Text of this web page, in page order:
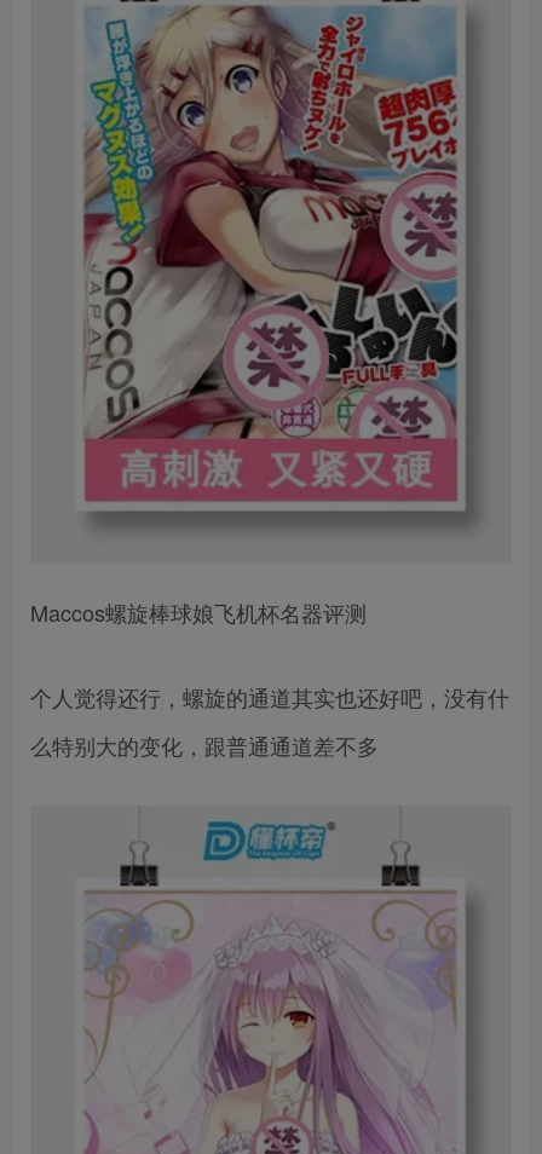
Maccos螺旋棒球娘飞机杯名器评测
个人觉得还行，螺旋的通道其实也还好吧，没有什
么特别大的变化，跟普通通道差不多